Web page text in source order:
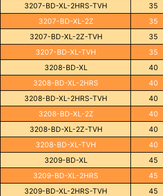
3207-BD-XL-2HRS-TVH
35
3207-BD-XL-2Z
35
3207-BD-XL-2Z-TVH
35
3207-BD-XL-TVH
35
3208-BD-XL
40
3208-BD-XL-2HRS
40
3208-BD-XL-2HRS-TVH
40
3208-BD-XL-2Z
40
3208-BD-XL-2Z-TVH
40
3208-BD-XL-TVH
40
3209-BD-XL
45
3209-BD-XL-2HRS
45
3209-BD-XL-2HRS-TVH
45